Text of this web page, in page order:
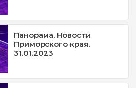
Панорама. Новости
Приморского края.
31.01.2023